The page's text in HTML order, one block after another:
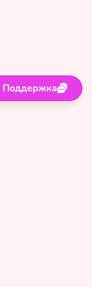
Поддержка